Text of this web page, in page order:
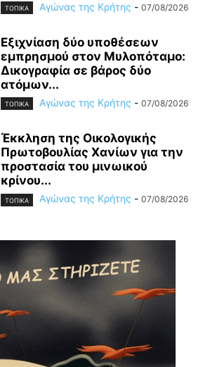
ΤΟΠΙΚΑ Αγώνας της Κρήτης - 07/08/2026
Εξιχνίαση δύο υποθέσεων
εμπρησμού στον Μυλοπόταμο:
Δικογραφία σε βάρος δύο
ατόμων...
ΤΟΠΙΚΑ Αγώνας της Κρήτης - 07/08/2026
Έκκληση της Οικολογικής
Πρωτοβουλίας Χανίων για την
προστασία του μινωικού
κρίνου...
ΤΟΠΙΚΑ Αγώνας της Κρήτης - 07/08/2026